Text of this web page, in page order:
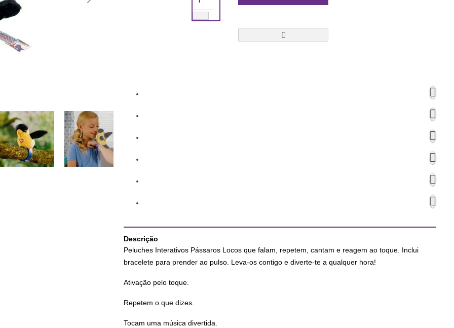
Descrição
Peluches Interativos Pássaros Locos que falam, repetem, cantam e reagem ao toque. Inclui
bracelete para prender ao pulso. Leva-os contigo e diverte-te a qualquer hora!
Ativação pelo toque.
Repetem o que dizes.
Tocam uma música divertida.